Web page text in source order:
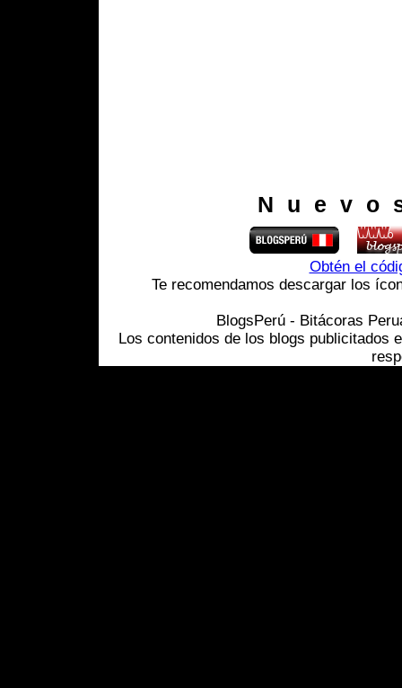
Obtén el
Te recomendamos descargar los
BlogsPerú - Bitácoras
Los contenidos de los blogs publicitados